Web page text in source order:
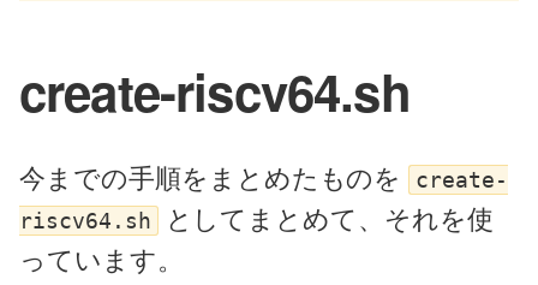
create-riscv64.sh
今までの手順をまとめたものを create-
riscv64.sh としてまとめて、それを使
っています。